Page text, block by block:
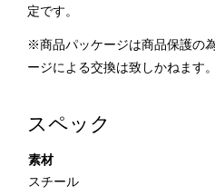
定です。
※商品パッケージは商品保護の
ージによる交換は致しかねます
スペック
素材
スチール